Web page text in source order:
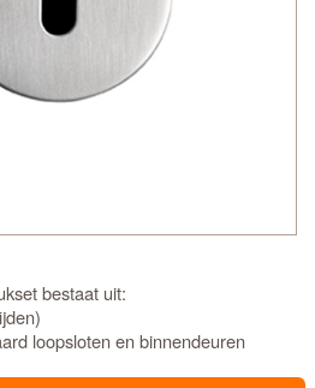
bestaat uit:
loopsloten en binnendeuren